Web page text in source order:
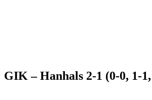
GIK – Hanhals 2-1 (0-0, 1-